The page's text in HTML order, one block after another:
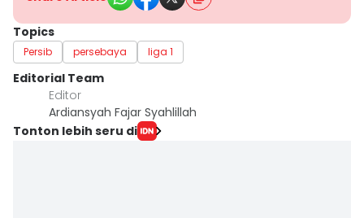
Topics
Persib persebaya liga 1
Editorial Team
Editor
Ardiansyah Fajar Syahlillah
Tonton lebih seru di